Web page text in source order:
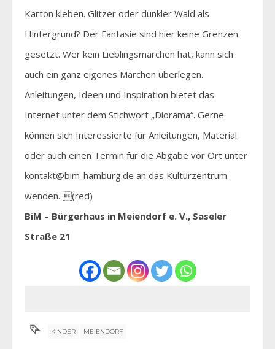
Karton kleben. Glitzer oder dunkler Wald als
Hintergrund? Der Fantasie sind hier keine Grenzen
gesetzt. Wer kein Lieblingsmärchen hat, kann sich
auch ein ganz eigenes Märchen überlegen.
Anleitungen, Ideen und Inspiration bietet das
Internet unter dem Stichwort „Diorama“. Gerne
können sich Interessierte für Anleitungen, Material
oder auch einen Termin für die Abgabe vor Ort unter
kontakt@bim-hamburg.de an das Kulturzentrum
wenden. (red)
BiM – Bürgerhaus in Meiendorf e. V., Saseler
Straße 21
KINDER MEIENDORF